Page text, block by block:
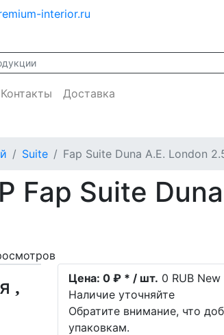
interior.ru
Контакты Доставка
Suite Fap Suite Duna A.E. London
Fap Suite
Цена: 0 ₽ * / шт. 0 RUB New
Наличие уточняйте
Обратите внимание, что
упаковкам.